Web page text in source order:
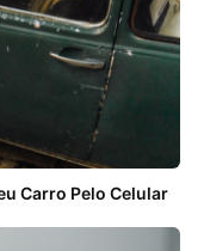
Carro Pelo Celular